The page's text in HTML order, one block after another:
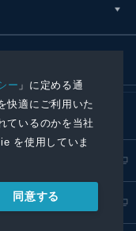
ー 」に定める通
快適にご利用いた
ているのかを当社
を使用していま
同意する
リリース取扱基準